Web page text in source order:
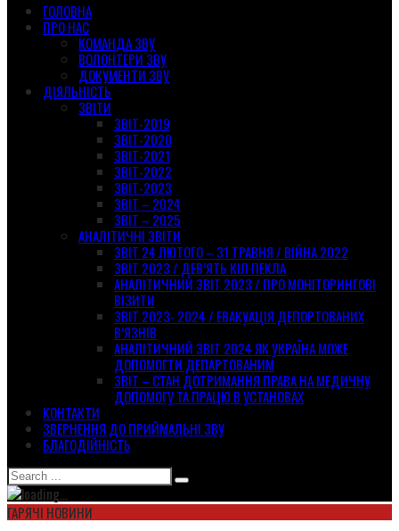
ГОЛОВНА
ПРО НАС
КОМАНДА ЗВУ
ВОЛОНТЕРИ ЗВУ
ДОКУМЕНТИ ЗВУ
ДІЯЛЬНІСТЬ
ЗВІТИ
ЗВІТ-2019
ЗВІТ-2020
ЗВІТ-2021
ЗВІТ-2022
ЗВІТ-2023
ЗВІТ – 2024
ЗВІТ – 2025
АНАЛІТИЧНІ ЗВІТИ
ЗВІТ 24 ЛЮТОГО – 31 ТРАВНЯ / ВІЙНА 2022
ЗВІТ 2023 / ДЕВ’ЯТЬ КІЛ ПЕКЛА
АНАЛІТИЧНИЙ ЗВІТ 2023 / ПРО МОНІТОРИНГОВІ
ВІЗИТИ
ЗВІТ 2023- 2024 / ЕВАКУАЦІЯ ДЕПОРТОВАНИХ
В’ЯЗНІВ
АНАЛІТИЧНИЙ ЗВІТ 2024 ЯК УКРАЇНА МОЖЕ
ДОПОМОГТИ ДЕПАРТОВАНИМ
ЗВІТ – СТАН ДОТРИМАННЯ ПРАВА НА МЕДИЧНУ
ДОПОМОГУ ТА ПРАЦЮ В УСТАНОВАХ
КОНТАКТИ
ЗВЕРНЕННЯ ДО ПРИЙМАЛЬНІ ЗВУ
БЛАГОДІЙНІСТЬ
ГАРЯЧІ НОВИНИ